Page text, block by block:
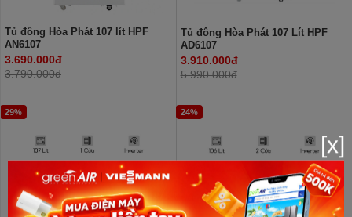
Tủ đông Hòa Phát 107 lít HPF
AN6107
3.690.000đ
3.790.000đ
Tủ đông Hòa Phát 107 Lít HPF
AD6107
3.910.000đ
5.990.000đ
29% 24%
[x]